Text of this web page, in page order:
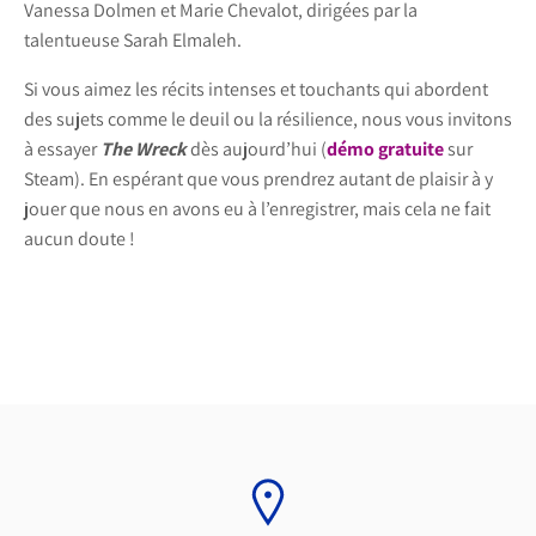
Vanessa Dolmen et Marie Chevalot, dirigées par la
talentueuse Sarah Elmaleh.
Si vous aimez les récits intenses et touchants qui abordent
des sujets comme le deuil ou la résilience, nous vous invitons
à essayerThe Wreckdès aujourd’hui (démo gratuitesur
Steam). En espérant que vous prendrez autant de plaisir à y
jouer que nous en avons eu à l’enregistrer, mais cela ne fait
aucun doute !